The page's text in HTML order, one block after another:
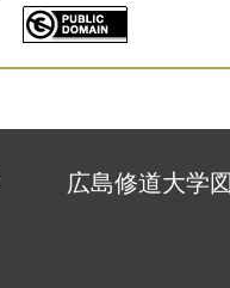
広島修道大学